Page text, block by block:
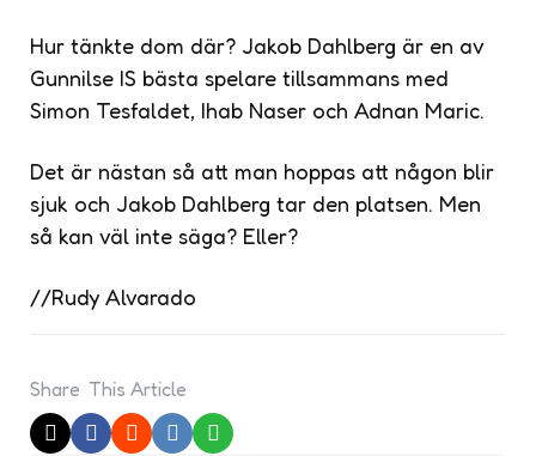
Hur tänkte dom där? Jakob Dahlberg är en av
Gunnilse IS bästa spelare tillsammans med
Simon Tesfaldet, Ihab Naser och Adnan Maric.
Det är nästan så att man hoppas att någon blir
sjuk och Jakob Dahlberg tar den platsen. Men
så kan väl inte säga? Eller?
//Rudy Alvarado
Share This Article